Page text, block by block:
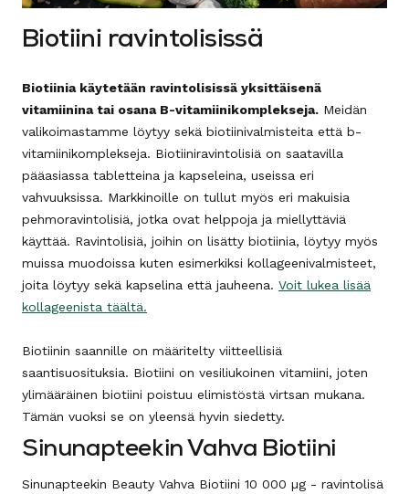
Biotiini ravintolisissä
Biotiinia käytetään ravintolisissä yksittäisenä
vitamiinina tai osana B-vitamiinikomplekseja. Meidän
valikoimastamme löytyy sekä biotiinivalmisteita että b-
vitamiinikomplekseja. Biotiiniravintolisiä on saatavilla
pääasiassa tabletteina ja kapseleina, useissa eri
vahvuuksissa. Markkinoille on tullut myös eri makuisia
pehmoravintolisiä, jotka ovat helppoja ja miellyttäviä
käyttää. Ravintolisiä, joihin on lisätty biotiinia, löytyy myös
muissa muodoissa kuten esimerkiksi kollageenivalmisteet,
joita löytyy sekä kapselina että jauheena. Voit lukea lisää
kollageenista täältä.
Biotiinin saannille on määritelty viitteellisiä
saantisuosituksia. Biotiini on vesiliukoinen vitamiini, joten
ylimääräinen biotiini poistuu elimistöstä virtsan mukana.
Tämän vuoksi se on yleensä hyvin siedetty.
Sinunapteekin Vahva Biotiini
Sinunapteekin Beauty Vahva Biotiini 10 000 µg - ravintolisä